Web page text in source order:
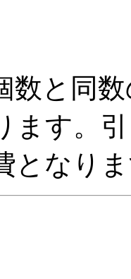
と同
ます。
となり